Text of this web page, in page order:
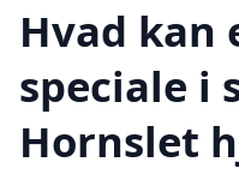
Hvad kan
speciale i
Hornslet